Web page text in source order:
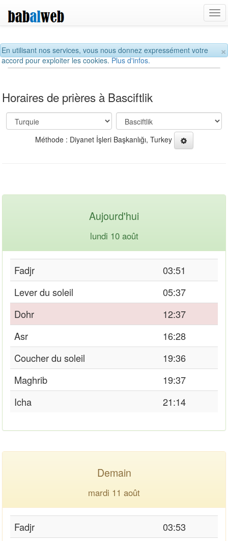
×
En utilisant nos services, vous nous donnez expressément votre
accord pour exploiter les cookies.Plus d'infos.
Horaires de prières à Basciftlik
Méthode : Diyanet İşleri Başkanlığı, Turkey
Aujourd'hui
lundi 10 août
Fadjr
03:51
Lever du soleil
05:37
Dohr
12:37
Asr
16:28
Coucher du soleil
19:36
Maghrib
19:37
Icha
21:14
Demain
mardi 11 août
Fadjr
03:53